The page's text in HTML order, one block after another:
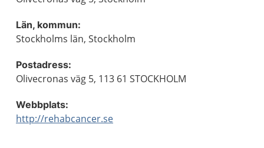
Län, kommun:
Stockholms län, Stockholm
Postadress:
Olivecronas väg 5, 113 61 STOCKHOLM
Webbplats:
http://rehabcancer.se